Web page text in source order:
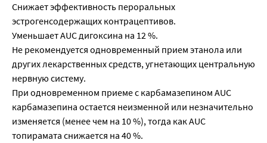
Снижает эффективность пероральных
эстрогенсодержащих контрацептивов.
Уменьшает AUC дигоксина на 12 %.
Не рекомендуется одновременный прием этанола или
других лекарственных средств, угнетающих центральную
нервную систему.
При одновременном приеме с карбамазепином AUC
карбамазепина остается неизменной или незначительно
изменяется (менее чем на 10 %), тогда как AUC
топирамата снижается на 40 %.